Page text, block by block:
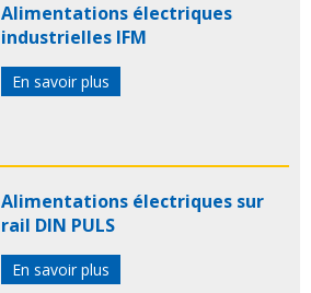
Alimentations électriques
industrielles IFM
En savoir plus
Alimentations électriques sur
rail DIN PULS
En savoir plus